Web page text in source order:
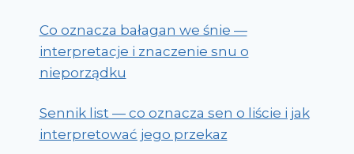
Co oznacza bałagan we śnie —
interpretacje i znaczenie snu o
nieporządku
Sennik list — co oznacza sen o liście i jak
interpretować jego przekaz